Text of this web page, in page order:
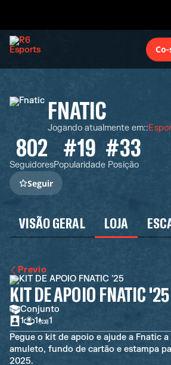
FNATIC
Jogando atualmente em::
802
Seguidores
#19
Popularidade
#33
Posição
Seguir
VISÃO GERAL LOJA
Previo
KIT DE APOIO FNATIC '25
Conjunto
1
1
1
Pegue o kit de apoio e ajude a Fnatic
amuleto, fundo de cartão e estampa
2025.